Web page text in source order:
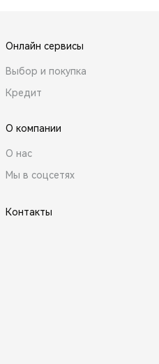
Онлайн сервисы
Выбор и покупка
Кредит
О компании
О нас
Мы в соцсетях
Контакты